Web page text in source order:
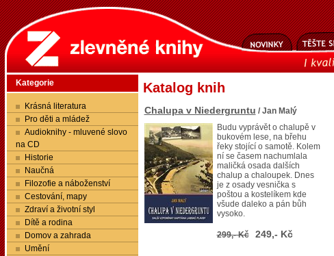
Kategorie
Krásná literatura
Pro děti a mládež
Audioknihy - mluvené slovo
na CD
Historie
Naučná
Filozofie a náboženství
Cestování, mapy
Zdraví a životní styl
Dítě a rodina
Domov a zahrada
Umění
Katalog knih
Chalupa v Niedergruntu / Jan Malý
Budu vyprávět o chalupě v
bukovém lese, na břehu
řeky stojící o samotě. Kolem
ní se časem nachumlala
maličká osada dalších
chalup a chaloupek. Dnes
je z osady vesnička s
poštou a kostelíkem kde
všude daleko a pán bůh
vysoko.
299,- Kč 249,- Kč